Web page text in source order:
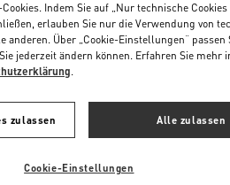
Indem Sie auf „Nur technische Cookies
erlauben Sie nur die Verwendung von
anderen. Über „Cookie-Einstellungen“ passen
jederzeit ändern können. Erfahren Sie mehr
.
zulassen Alle zulassen
Cookie-Einstellungen